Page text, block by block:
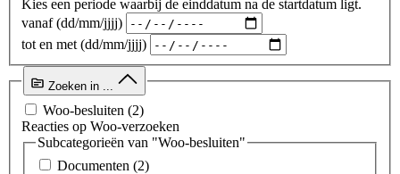
Kies een periode waarbij de einddatum na de startdatum ligt.
vanaf (dd/mm/jjjj)
tot en met (dd/mm/jjjj)
Zoeken in ...
Woo-besluiten (2)
Reacties op Woo-verzoeken
Subcategorieën van "Woo-besluiten"
Documenten (2)